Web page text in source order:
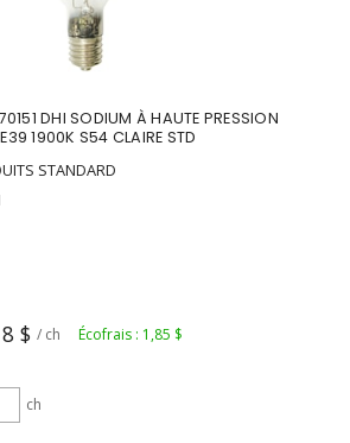
DHI SODIUM À HAUTE PRESSION
1900K S54 CLAIRE STD
STANDARD
$ / ch Écofrais : 1,85 $
ch